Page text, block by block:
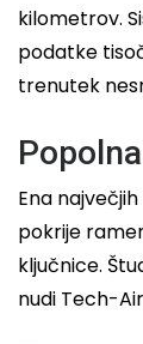
kilometrov.
podatke
trenutek
Ena
pokrije
ključnice.
nudi Tech-